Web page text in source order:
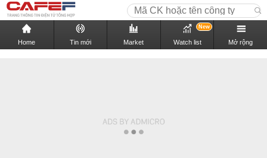
Home Tin mới Market Watch list
New
Mở rộng